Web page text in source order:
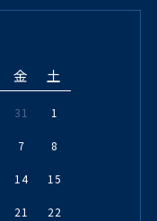
金 土
31 1
7 8
14 15
21 22